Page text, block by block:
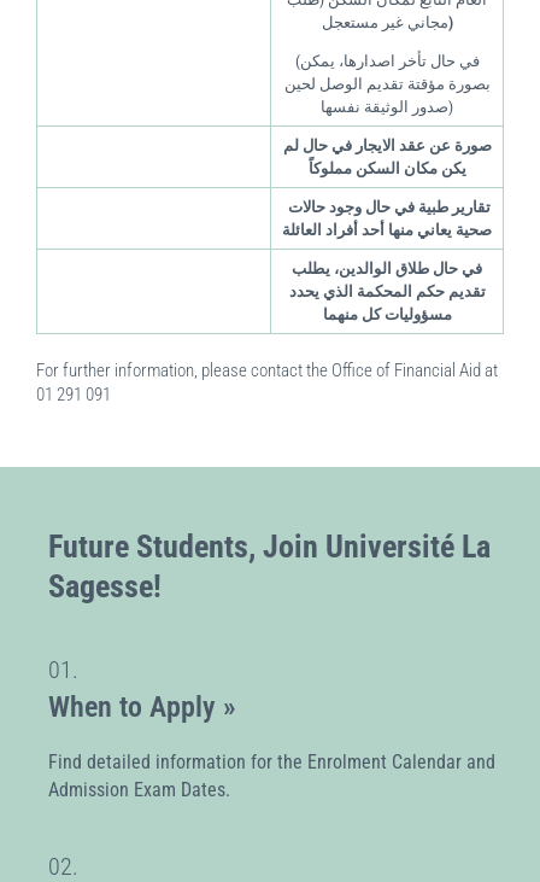
مجاني غير مستعجل)
(في حال تأخر اصدارها، يمكن
بصورة مؤقتة تقديم الوصل لحين
صدور الوثيقة نفسها)
صورة عن عقد الايجار في حال لم
يكن مكان السكن مملوكاً
تقارير طبية في حال وجود حالات
صحية يعاني منها أحد أفراد العائلة
في حال طلاق الوالدين، يطلب
تقديم حكم المحكمة الذي يحدد
مسؤوليات كل منهما
For further information, please contact the Office of Financial Aid at
01 291 091
Future Students, Join Université La
Sagesse!
01.
When to Apply »
Find detailed information for the Enrolment Calendar and
Admission Exam Dates.
02.